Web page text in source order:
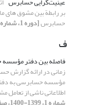
بر رابطة بین مشوق های
حسابرس[دوره 1، شماره 3، 1399-1400، صفحه 28-48]
ف
فاصله بین دفتر
زمانی در ارائه گزارش
مؤسسه حسابرسی به
اطلاعاتی ناشی از